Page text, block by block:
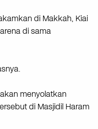
di Makkah, Kiai
di sama
menyolatkan
di Masjidil Haram